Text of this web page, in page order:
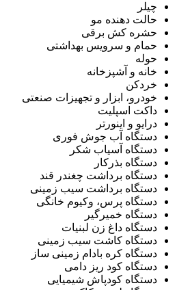
چیلر
حالت دهنده مو
حشره کش برقی
حمام و سرویس بهداشتی
حوله
خانه و آشپزخانه
خردکن
خودرو، ابزار و تجهیزات صنعتی
داکت اسپلیت
درایو و اینورتر
دستگاه آب جوش فوری
دستگاه آسیاب شکر
دستگاه بذرکار
دستگاه برداشت چغندر قند
دستگاه برداشت سیب زمینی
دستگاه پرس، وکیوم خانگی
دستگاه خمیرگیر
دستگاه داغ زن لبنیات
دستگاه کاشت سیب زمینی
دستگاه کره بادام زمینی ساز
دستگاه کود ریز دامی
دستگاه کودپاش شیمیایی